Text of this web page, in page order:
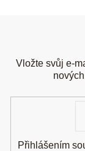
Vložte svůj e-
Přihlášením